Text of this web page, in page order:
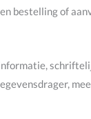
bestelling of